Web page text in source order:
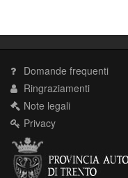
Domande frequenti
Ringraziamenti
Note legali
Privacy